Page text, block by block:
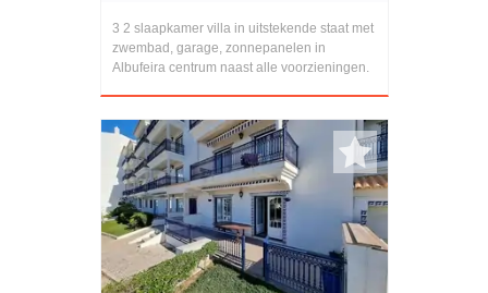
3 2 slaapkamer villa in uitstekende staat met
zwembad, garage, zonnepanelen in
Albufeira centrum naast alle voorzieningen.